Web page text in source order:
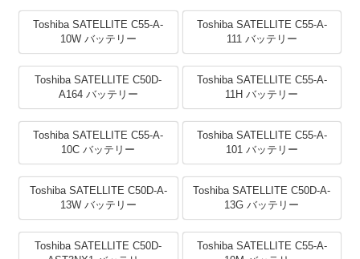
Toshiba SATELLITE C55-A-
10W バッテリー
Toshiba SATELLITE C55-A-
111 バッテリー
Toshiba SATELLITE C50D-
A164 バッテリー
Toshiba SATELLITE C55-A-
11H バッテリー
Toshiba SATELLITE C55-A-
10C バッテリー
Toshiba SATELLITE C55-A-
101 バッテリー
Toshiba SATELLITE C50D-A-
13W バッテリー
Toshiba SATELLITE C50D-A-
13G バッテリー
Toshiba SATELLITE C50D-
Toshiba SATELLITE C55-A-